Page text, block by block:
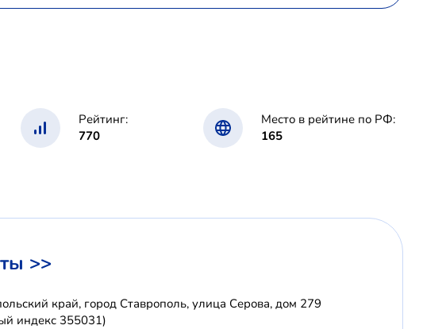
Рейтинг:
770
Место в рейтине по РФ:
165
>>
край, город Ставрополь, улица Серова, дом 279
индекс 355031)